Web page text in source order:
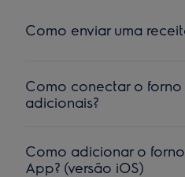
Como enviar uma
Como conectar o
adicionais?
Como adicionar o
App? (versão iOS)